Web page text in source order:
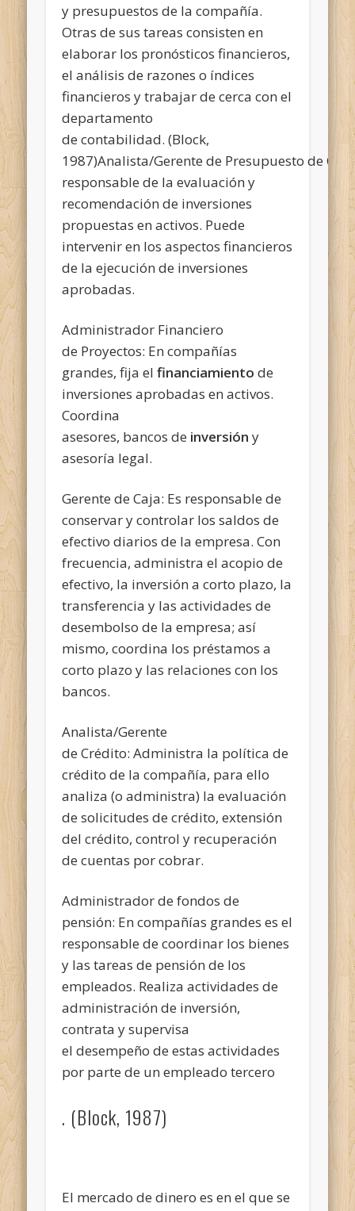
y presupuestos de la compañía.
Otras de sus tareas consisten en
elaborar los pronósticos financieros,
el análisis de razones o índices
financieros y trabajar de cerca con el
departamento
de contabilidad. (Block,
1987)Analista/Gerente de Presupuesto de
responsable de la evaluación y
recomendación de inversiones
propuestas en activos. Puede
intervenir en los aspectos financieros
de la ejecución de inversiones
aprobadas.
Administrador Financiero
de Proyectos: En compañías
grandes, fija elfinanciamiento de
inversiones aprobadas en activos.
Coordina
asesores, bancos de inversión y
asesoría legal.
Gerente de Caja: Es responsable de
conservar y controlar los saldos de
efectivo diarios de la empresa. Con
frecuencia, administra el acopio de
efectivo, la inversión a corto plazo, la
transferencia y las actividades de
desembolso de la empresa; así
mismo, coordina los préstamos a
corto plazo y las relaciones con los
bancos.
Analista/Gerente
de Crédito: Administra la política de
crédito de la compañía, para ello
analiza (o administra) la evaluación
de solicitudes de crédito, extensión
del crédito, control y recuperación
de cuentas por cobrar.
Administrador de fondos de
pensión: En compañías grandes es el
responsable de coordinar los bienes
y las tareas de pensión de los
empleados. Realiza actividades de
administración de inversión,
contrata y supervisa
el desempeño de estas actividades
por parte de un empleado tercero
. (Block, 1987)
El mercado de dinero es en el que se